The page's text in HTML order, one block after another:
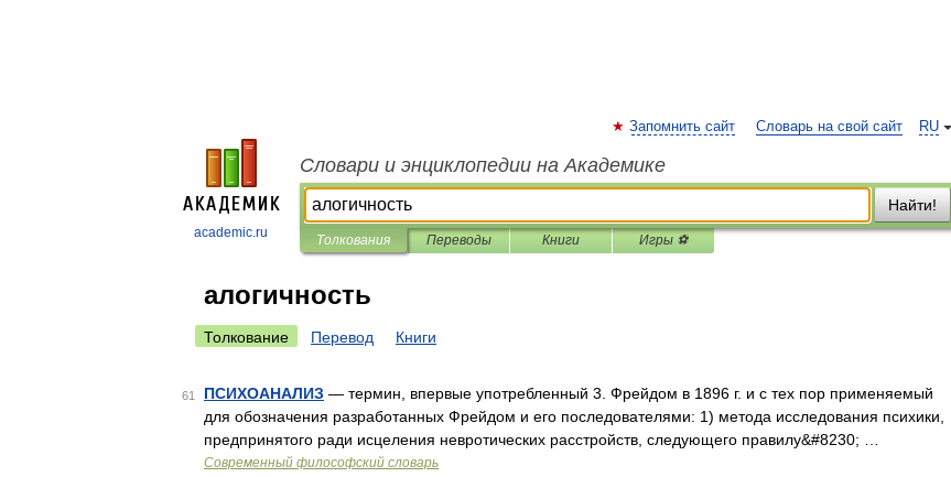
academic.ru
RU
Запомнить сайт Словарь на свой сайт
Словари и энциклопедии на Академике
Найти!
Толкования Переводы Книги Игры ⚽
алогичность
Толкование Перевод Книги
61 ПСИХОАНАЛИЗ — термин, впервые употребленный 3. Фрейдом в 1896 г. и с тех пор применяемый
для обозначения разработанных Фрейдом и его последователями: 1) метода исследования психики,
предпринятого ради исцеления невротических расстройств, следующего правилу&#8230; …
Современный философский словарь